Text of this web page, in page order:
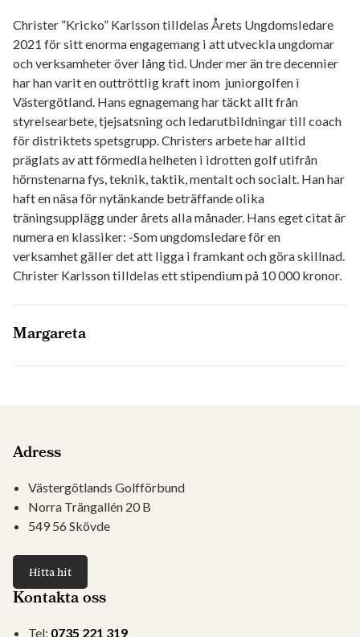
Christer ”Kricko” Karlsson tilldelas Årets Ungdomsledare
2021 för sitt enorma engagemang i att utveckla ungdomar
och verksamheter över lång tid. Under mer än tre decennier
har han varit en outtröttlig kraft inom juniorgolfen i
Västergötland. Hans egnagemang har täckt allt från
styrelsearbete, tjejsatsning och ledarutbildningar till coach
för distriktets spetsgrupp. Christers arbete har alltid
präglats av att förmedla helheten i idrotten golf utifrån
hörnstenarna fys, teknik, taktik, mentalt och socialt. Han har
haft en näsa för nytänkande beträffande olika
träningsupplägg under årets alla månader. Hans eget citat är
numera en klassiker: -Som ungdomsledare för en
verksamhet gäller det att ligga i framkant och göra skillnad.
Christer Karlsson tilldelas ett stipendium på 10 000 kronor.
Margareta
Adress
Västergötlands Golfförbund
Norra Trängallén 20 B
549 56 Skövde
Hitta hit
Kontakta oss
Tel: 0735 221 319